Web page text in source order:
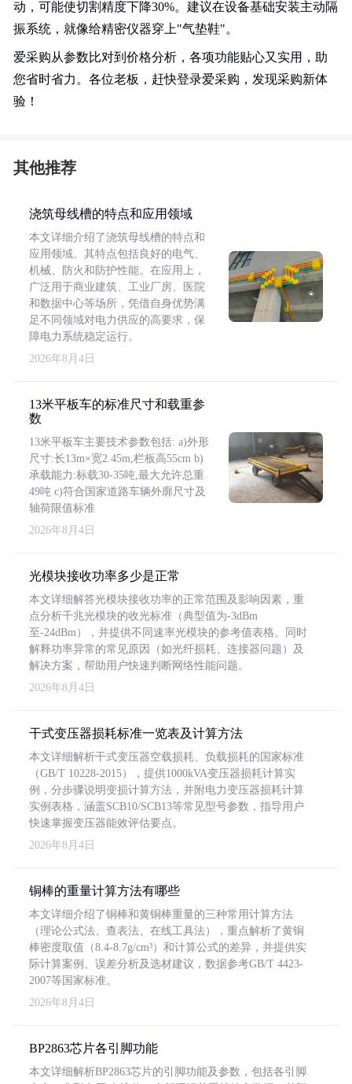
动，可能使切割精度下降30%。建议在设备基础安装主动隔
振系统，就像给精密仪器穿上"气垫鞋"。
爱采购从参数比对到价格分析，各项功能贴心又实用，助
您省时省力。各位老板，赶快登录爱采购，发现采购新体
验！
其他推荐
浇筑母线槽的特点和应用领域
本文详细介绍了浇筑母线槽的特点和
应用领域。其特点包括良好的电气、
机械、防火和防护性能。在应用上，
广泛用于商业建筑、工业厂房、医院
和数据中心等场所，凭借自身优势满
足不同领域对电力供应的高要求，保
障电力系统稳定运行。
2026年8月4日
13米平板车的标准尺寸和载重参
数
13米平板车主要技术参数包括: a)外形
尺寸:长13m×宽2.45m,栏板高55cm b)
承载能力:标载30-35吨,最大允许总重
49吨 c)符合国家道路车辆外廓尺寸及
轴荷限值标准
2026年8月4日
光模块接收功率多少是正常
本文详细解答光模块接收功率的正常范围及影响因素，重
点分析千兆光模块的收光标准（典型值为-3dBm
至-24dBm），并提供不同速率光模块的参考值表格。同时
解释功率异常的常见原因（如光纤损耗、连接器问题）及
解决方案，帮助用户快速判断网络性能问题。
2026年8月4日
干式变压器损耗标准一览表及计算方法
本文详细解析干式变压器空载损耗、负载损耗的国家标准
（GB/T 10228-2015），提供1000kVA变压器损耗计算实
例，分步骤说明变损计算方法，并附电力变压器损耗计算
实例表格，涵盖SCB10/SCB13等常见型号参数，指导用户
快速掌握变压器能效评估要点。
2026年8月4日
铜棒的重量计算方法有哪些
本文详细介绍了铜棒和黄铜棒重量的三种常用计算方法
（理论公式法、查表法、在线工具法），重点解析了黄铜
棒密度取值（8.4-8.7g/cm³）和计算公式的差异，并提供实
际计算案例、误差分析及选材建议，数据参考GB/T 4423-
2007等国家标准。
2026年8月4日
BP2863芯片各引脚功能
本文详细解析BP2863芯片的引脚功能及参数，包括各引脚